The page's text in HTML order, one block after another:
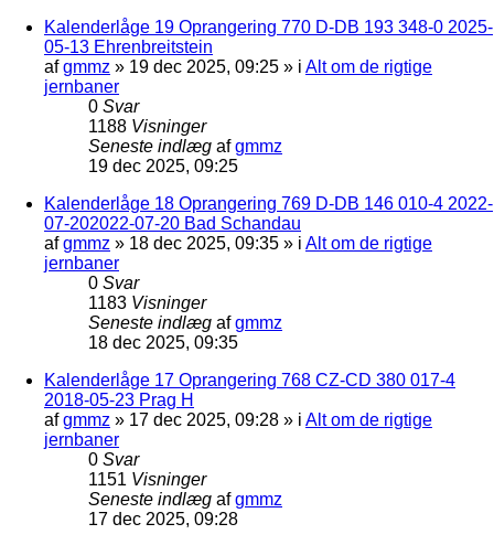
Kalenderlåge 19 Oprangering 770 D-DB 193 348-0 2025-
05-13 Ehrenbreitstein
afgmmz » 19 dec 2025, 09:25 » i Alt om de rigtige
jernbaner
0 Svar
1188 Visninger
Seneste indlæg afgmmz
19 dec 2025, 09:25
Kalenderlåge 18 Oprangering 769 D-DB 146 010-4 2022-
07-202022-07-20 Bad Schandau
afgmmz » 18 dec 2025, 09:35 » i Alt om de rigtige
jernbaner
0 Svar
1183 Visninger
Seneste indlæg afgmmz
18 dec 2025, 09:35
Kalenderlåge 17 Oprangering 768 CZ-CD 380 017-4
2018-05-23 Prag H
afgmmz » 17 dec 2025, 09:28 » i Alt om de rigtige
jernbaner
0 Svar
1151 Visninger
Seneste indlæg afgmmz
17 dec 2025, 09:28